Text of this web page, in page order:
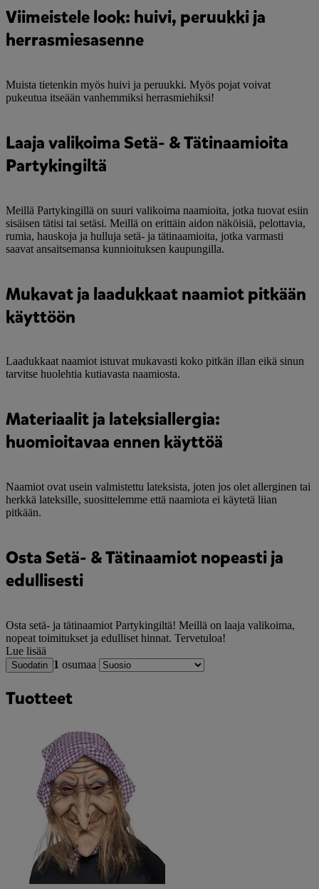
Viimeistele look: huivi, peruukki ja
herrasmiesasenne
Muista tietenkin myös huivi ja peruukki. Myös pojat voivat
pukeutua itseään vanhemmiksi herrasmiehiksi!
Laaja valikoima Setä- & Tätinaamioita
Partykingiltä
Meillä Partykingillä on suuri valikoima naamioita, jotka tuovat esiin
sisäisen tätisi tai setäsi. Meillä on erittäin aidon näköisiä, pelottavia,
rumia, hauskoja ja hulluja setä- ja tätinaamioita, jotka varmasti
saavat ansaitsemansa kunnioituksen kaupungilla.
Mukavat ja laadukkaat naamiot pitkään
käyttöön
Laadukkaat naamiot istuvat mukavasti koko pitkän illan eikä sinun
tarvitse huolehtia kutiavasta naamiosta.
Materiaalit ja lateksiallergia:
huomioitavaa ennen käyttöä
Naamiot ovat usein valmistettu lateksista, joten jos olet allerginen tai
herkkä lateksille, suosittelemme että naamiota ei käytetä liian
pitkään.
Osta Setä- & Tätinaamiot nopeasti ja
edullisesti
Osta setä- ja tätinaamiot Partykingiltä! Meillä on laaja valikoima,
nopeat toimitukset ja edulliset hinnat. Tervetuloa!
Lue lisää
Suodatin 1 osumaa
Tuotteet